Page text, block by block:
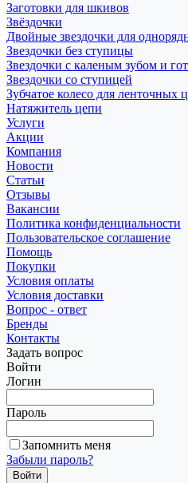
Заготовки для шкивов
Звёздочки
Двойные звездочки для
Звездочки без ступицы
Звездочки с каленым зубом и
Звездочки со ступицей
Зубчатое колесо для ленточных
Натяжитель цепи
Услуги
Акции
Компания
Новости
Статьи
Отзывы
Вакансии
Политика конфиденциальности
Пользовательское соглашение
Помощь
Покупки
Условия оплаты
Условия доставки
Вопрос - ответ
Бренды
Контакты
Задать вопрос
Войти
Логин
Пароль
Запомнить меня
Забыли пароль?